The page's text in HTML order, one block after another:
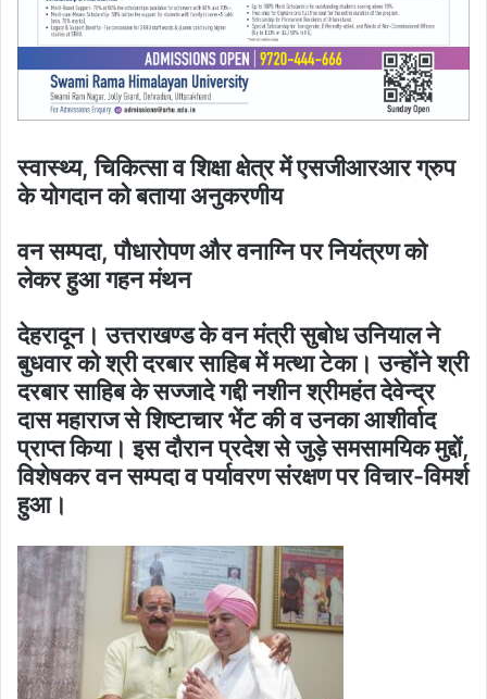
स्वास्थ्य, चिकित्सा व शिक्षा क्षेत्र में एसजीआरआर ग्रुप
के योगदान को बताया अनुकरणीय
वन सम्पदा, पौधारोपण और वनाग्नि पर नियंत्रण को
लेकर हुआ गहन मंथन
देहरादून। उत्तराखण्ड के वन मंत्री सुबोध उनियाल ने
बुधवार को श्री दरबार साहिब में मत्था टेका। उन्होंने श्री
दरबार साहिब के सज्जादे गद्दी नशीन श्रीमहंत देवेन्द्र
दास महाराज से शिष्टाचार भेंट की व उनका आशीर्वाद
प्राप्त किया। इस दौरान प्रदेश से जुड़े समसामयिक मुद्दों,
विशेषकर वन सम्पदा व पर्यावरण संरक्षण पर विचार-विमर्श
हुआ।